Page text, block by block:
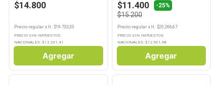
$14.800
Precio regular x lt.: $19.733,33
PRECIO SIN IMPUESTOS
NACIONALES: $ 12.231,41
Agregar
$11.400 -25%
$15.200
Precio regularx lt.: $20.266,67
PRECIO SIN IMPUESTOS
NACIONALES: $ 12.561,98
Agregar